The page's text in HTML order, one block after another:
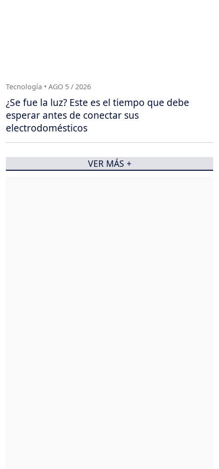
Tecnología • AGO 5 / 2026
¿Se fue la luz? Este es el tiempo que debe
esperar antes de conectar sus
electrodomésticos
VER MÁS +